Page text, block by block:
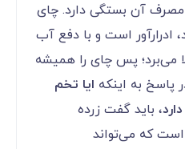
آن بستگی دارد. چای
است و با دفع آب
می‌برد؛ پس چای را همیشه
پاسخ به اینکه ایا تخم
، باید گفت زرده
که می‌تواند